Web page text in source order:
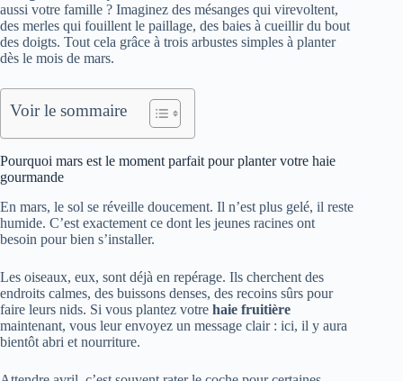
aussi votre famille ? Imaginez des mésanges qui virevoltent,
des merles qui fouillent le paillage, des baies à cueillir du bout
des doigts. Tout cela grâce à trois arbustes simples à planter
dès le mois de mars.
Voir le sommaire
Pourquoi mars est le moment parfait pour planter votre haie
gourmande
En mars, le sol se réveille doucement. Il n’est plus gelé, il reste
humide. C’est exactement ce dont les jeunes racines ont
besoin pour bien s’installer.
Les oiseaux, eux, sont déjà en repérage. Ils cherchent des
endroits calmes, des buissons denses, des recoins sûrs pour
faire leurs nids. Si vous plantez votre haie fruitière
maintenant, vous leur envoyez un message clair : ici, il y aura
bientôt abri et nourriture.